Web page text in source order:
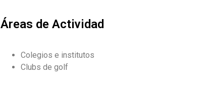
Áreas de Actividad
Colegios e institutos
Clubs de golf